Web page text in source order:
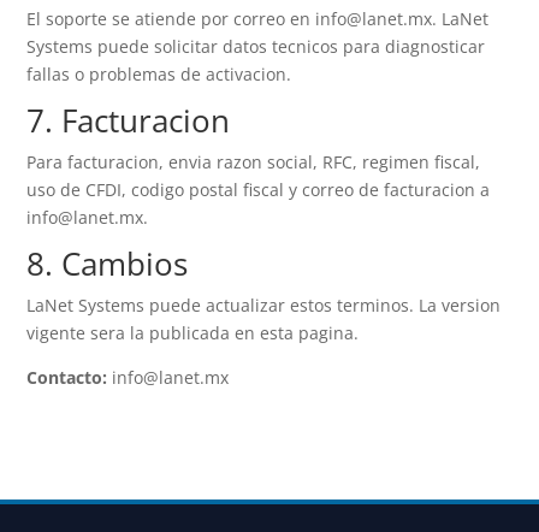
El soporte se atiende por correo en info@lanet.mx. LaNet
Systems puede solicitar datos tecnicos para diagnosticar
fallas o problemas de activacion.
7. Facturacion
Para facturacion, envia razon social, RFC, regimen fiscal,
uso de CFDI, codigo postal fiscal y correo de facturacion a
info@lanet.mx.
8. Cambios
LaNet Systems puede actualizar estos terminos. La version
vigente sera la publicada en esta pagina.
Contacto: info@lanet.mx